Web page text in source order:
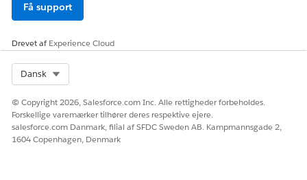
Få support
Drevet afExperience Cloud
Dansk
© Copyright 2026, Salesforce.com Inc. Alle rettigheder forbeholdes.
Forskellige varemærker tilhører deres respektive ejere.
salesforce.com Danmark, filial af SFDC Sweden AB. Kampmannsgade 2,
1604 Copenhagen, Denmark